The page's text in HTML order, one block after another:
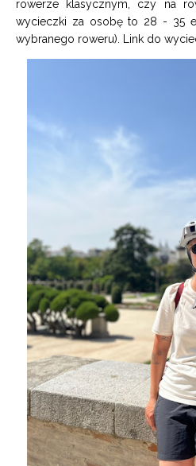
rowerze klasycznym, czy na
wycieczki za osobę to 28 - 35
wybranego roweru). Link do